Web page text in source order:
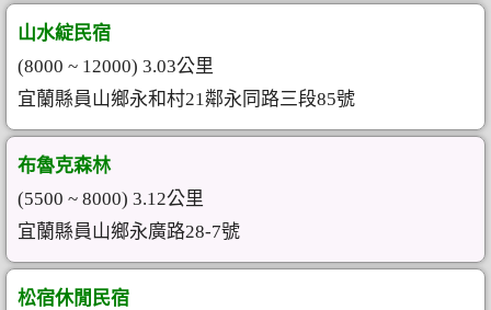
山水綻民宿
(8000 ~ 12000) 3.03公里
宜蘭縣員山鄉永和村21鄰永同路三段85號
布魯克森林
(5500 ~ 8000) 3.12公里
宜蘭縣員山鄉永廣路28-7號
松宿休閒民宿